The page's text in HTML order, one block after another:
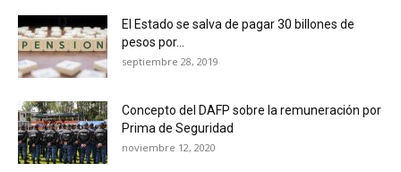
El Estado se salva de pagar 30 billones de
pesos por...
septiembre 28, 2019
Concepto del DAFP sobre la remuneración por
Prima de Seguridad
noviembre 12, 2020